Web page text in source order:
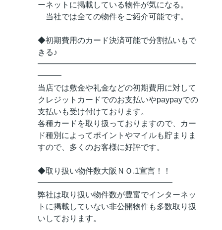
ーネットに掲載している物件が気になる。
当社では全ての物件をご紹介可能です。
◆初期費用のカード決済可能で分割払いもで
きる♪
━━━━━━━━━━━━━━━━━━━━
━━━
当店では敷金や礼金などの初期費用に対して
クレジットカードでのお支払いやpaypayでの
支払いも受け付けております。
各種カードを取り扱っておりますので、カー
ド種別によってポイントやマイルも貯まりま
すので、多くのお客様に好評です。
◆取り扱い物件数大阪ＮＯ.1宣言！！
━━━━━━━━━━━━━━━━━
弊社は取り扱い物件数が豊富でインターネッ
トに掲載していない非公開物件も多数取り扱
いしております。